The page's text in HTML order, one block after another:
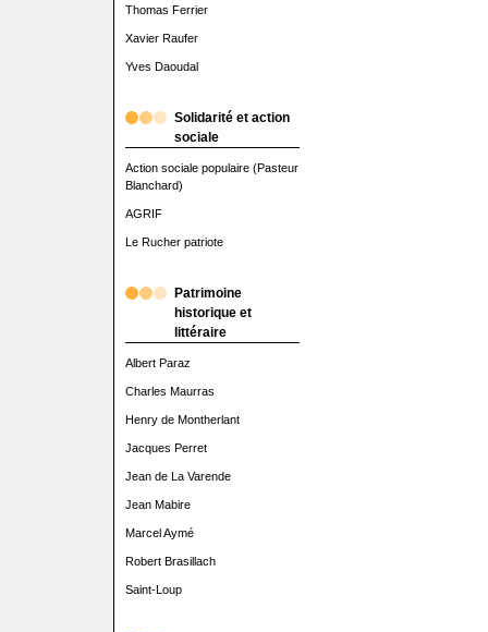
Thomas Ferrier
Xavier Raufer
Yves Daoudal
Solidarité et action
sociale
Action sociale populaire (Pasteur
Blanchard)
AGRIF
Le Rucher patriote
Patrimoine
historique et
littéraire
Albert Paraz
Charles Maurras
Henry de Montherlant
Jacques Perret
Jean de La Varende
Jean Mabire
Marcel Aymé
Robert Brasillach
Saint-Loup